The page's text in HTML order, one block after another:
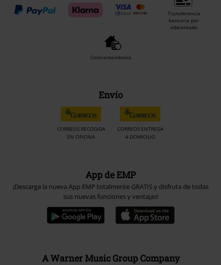
Transferencia
bancaria por
adelantado
Contrareembolso
Envío
CORREOS RECOGIDA
EN OFICINA
CORREOS ENTREGA
A DOMICILIO
App de EMP
¡Descarga la nueva App EMP totalmente GRATIS y disfruta de todas
sus nuevas funciones y ventajas!
A Warner Music Group Company